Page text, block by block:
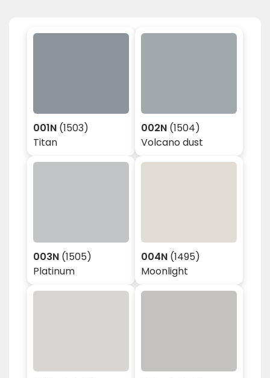
001N (1503)
Titan
002N (1504)
Volcano dust
003N (1505)
Platinum
004N (1495)
Moonlight